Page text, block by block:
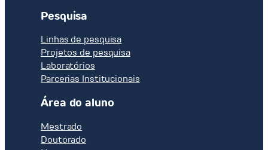
Pesquisa
Linhas de pesquisa
Projetos de pesquisa
Laboratórios
Parcerias Institucionais
Área do aluno
Mestrado
Doutorado